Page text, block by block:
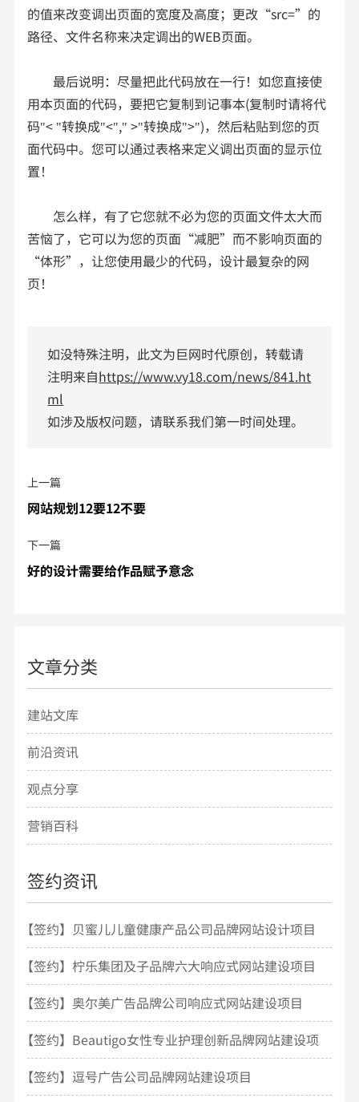
的值来改变调出页面的宽度及高度；更改“src=”的
路径、文件名称来决定调出的WEB页面。
最后说明：尽量把此代码放在一行！如您直接使
用本页面的代码，要把它复制到记事本(复制时请将代
码"< "转换成"<"," >"转换成">")，然后粘贴到您的页
面代码中。您可以通过表格来定义调出页面的显示位
置！
怎么样，有了它您就不必为您的页面文件太大而
苦恼了，它可以为您的页面“减肥”而不影响页面的
“体形”，让您使用最少的代码，设计最复杂的网
页！
如没特殊注明，此文为巨网时代原创，转载请
注明来自https://www.vy18.com/news/841.ht
ml
如涉及版权问题，请联系我们第一时间处理。
上一篇
网站规划12要12不要
下一篇
好的设计需要给作品赋予意念
文章分类
建站文库
前沿资讯
观点分享
营销百科
签约资讯
【签约】贝蜜儿儿童健康产品公司品牌网站设计项目
开发
【签约】柠乐集团及子品牌六大响应式网站建设项目
【签约】奥尔美广告品牌公司响应式网站建设项目
【签约】Beautigo女性专业护理创新品牌网站建设项
目
【签约】逗号广告公司品牌网站建设项目